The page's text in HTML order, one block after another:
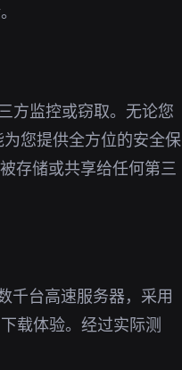
方监控或窃取。无论您
您提供全方位的安全保
存储或共享给任何第三
千台高速服务器，采用
载体验。经过实际测